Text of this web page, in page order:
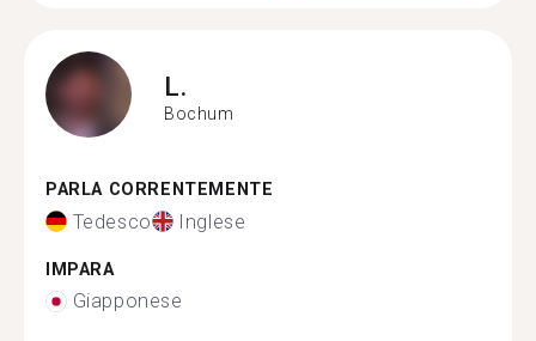
L.
Bochum
PARLA CORRENTEMENTE
Tedesco Inglese
IMPARA
Giapponese